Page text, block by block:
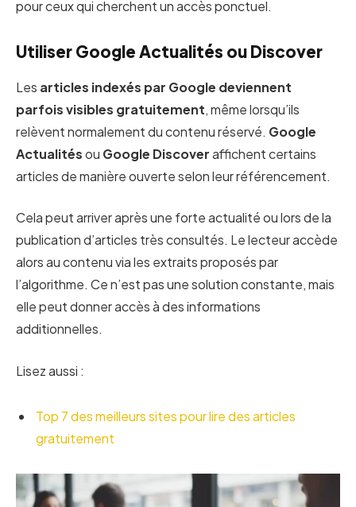
pour ceux qui cherchent un accès ponctuel.
Utiliser Google Actualités ou Discover
Les articles indexés par Google deviennent
parfois visibles gratuitement, même lorsqu’ils
relèvent normalement du contenu réservé. Google
Actualitésou Google Discoveraffichent certains
articles de manière ouverte selon leur référencement.
Cela peut arriver après une forte actualité ou lors de la
publication d’articles très consultés. Le lecteur accède
alors au contenu via les extraits proposés par
l’algorithme. Ce n’est pas une solution constante, mais
elle peut donner accès à des informations
additionnelles.
Lisez aussi :
Top 7 des meilleurs sites pour lire des articles
gratuitement